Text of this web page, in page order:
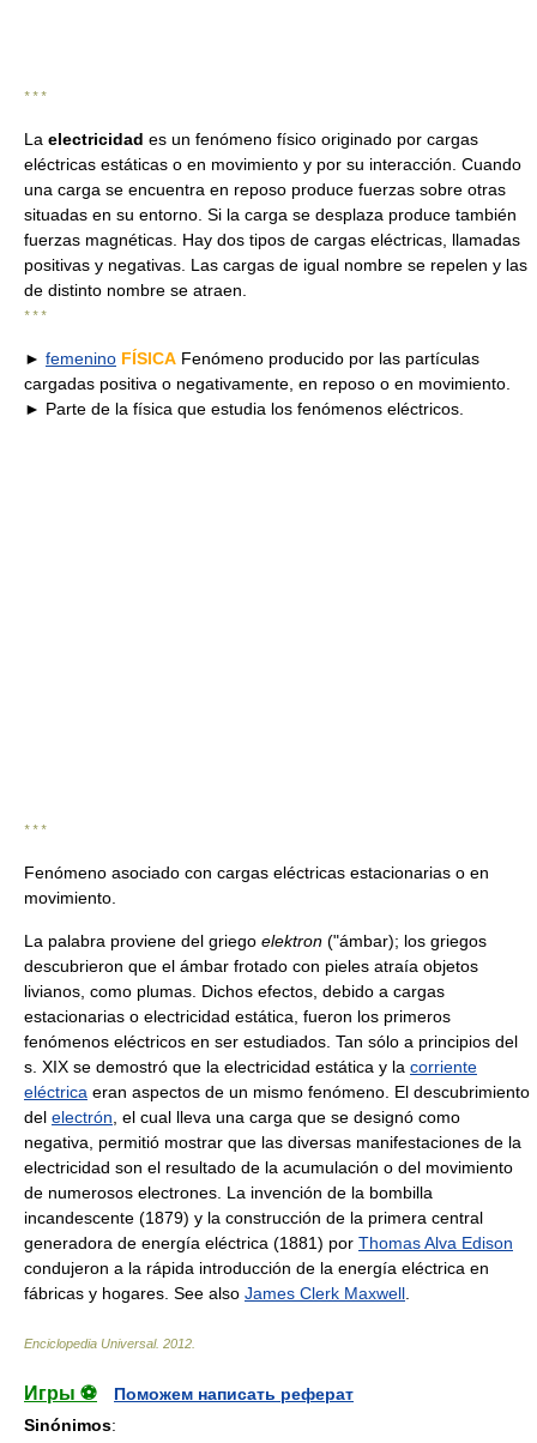
* * *
La electricidad es un fenómeno físico originado por cargas
eléctricas estáticas o en movimiento y por su interacción. Cuando
una carga se encuentra en reposo produce fuerzas sobre otras
situadas en su entorno. Si la carga se desplaza produce también
fuerzas magnéticas. Hay dos tipos de cargas eléctricas, llamadas
positivas y negativas. Las cargas de igual nombre se repelen y las
de distinto nombre se atraen.
* * *
► femenino FÍSICA Fenómeno producido por las partículas
cargadas positiva o negativamente, en reposo o en movimiento.
► Parte de la física que estudia los fenómenos eléctricos.
* * *
Fenómeno asociado con cargas eléctricas estacionarias o en
movimiento.
La palabra proviene del griego elektron ("ámbar); los griegos
descubrieron que el ámbar frotado con pieles atraía objetos
livianos, como plumas. Dichos efectos, debido a cargas
estacionarias o electricidad estática, fueron los primeros
fenómenos eléctricos en ser estudiados. Tan sólo a principios del
s. XIX se demostró que la electricidad estática y la corriente
eléctrica eran aspectos de un mismo fenómeno. El descubrimiento
del electrón , el cual lleva una carga que se designó como
negativa, permitió mostrar que las diversas manifestaciones de la
electricidad son el resultado de la acumulación o del movimiento
de numerosos electrones. La invención de la bombilla
incandescente (1879) y la construcción de la primera central
generadora de energía eléctrica (1881) por Thomas Alva Edison
condujeron a la rápida introducción de la energía eléctrica en
fábricas y hogares. See also James Clerk Maxwell
Enciclopedia Universal. 2012
Игры ⚽
Поможем написать реферат
Sinónimos: